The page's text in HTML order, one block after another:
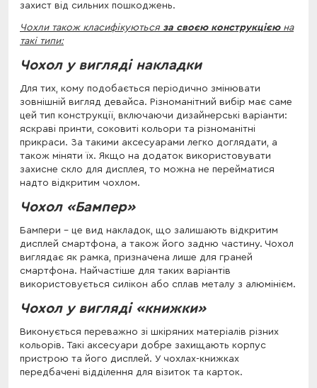
захист від сильних пошкоджень.
Чохли також класифікуються за своєю конструкцієюна
такі типи:
Чохол у вигляді накладки
Для тих, кому подобається періодично змінювати
зовнішній вигляд девайса. Різноманітний вибір має саме
цей тип конструкції, включаючи дизайнерські варіанти:
яскраві принти, соковиті кольори та різноманітні
прикраси. За такими аксесуарами легко доглядати, а
також міняти їх. Якщо на додаток використовувати
захисне скло для дисплея, то можна не перейматися
надто відкритим чохлом.
Чохол «Бампер»
Бампери - це вид накладок, що залишають відкритим
дисплей смартфона, а також його задню частину. Чохол
виглядає як рамка, призначена лише для граней
смартфона. Найчастіше для таких варіантів
використовується силікон або сплав металу з алюмінієм.
Чохол у вигляді «книжки»
Виконується переважно зі шкіряних матеріалів різних
кольорів. Такі аксесуари добре захищають корпус
пристрою та його дисплей. У чохлах-книжках
передбачені відділення для візиток та карток.